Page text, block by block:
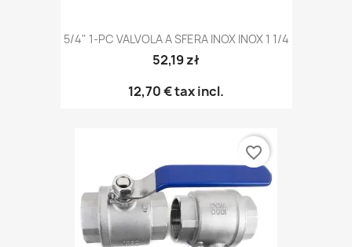
5/4" 1-PC VALVOLA A SFERA INOX INOX 1 1/4
52,19 zł
12,70 €tax incl.
favorite_border